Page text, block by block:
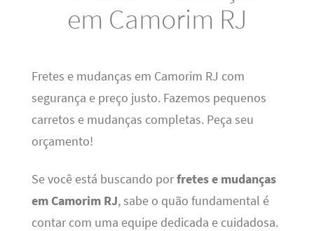
em Camorim RJ
Fretes e mudanças em Camorim RJ com
segurança e preço justo. Fazemos pequenos
carretos e mudanças completas. Peça seu
orçamento!
Se você está buscando porfretes e mudanças
em Camorim RJ, sabe o quão fundamental é
contar com uma equipe dedicada e cuidadosa.